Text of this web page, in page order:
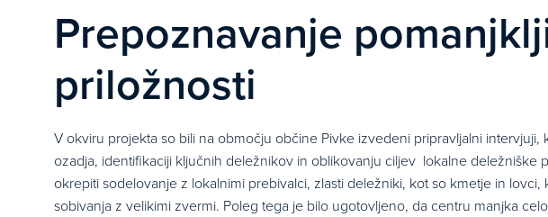
Prepoznavanje
priložnosti
V okviru projekta so bili na območju občine Pivke izvedeni pripravljalni
ozadja, identifikaciji ključnih deležnikov in oblikovanju ciljev lokalne deležniške
okrepiti sodelovanje z lokalnimi prebivalci, zlasti deležniki, kot so kmetje in
sobivanja z velikimi zvermi. Poleg tega je bilo ugotovljeno, da centru manjka